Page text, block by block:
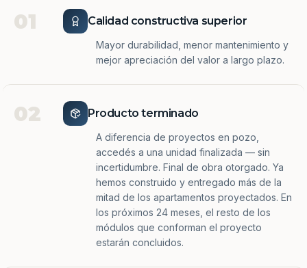
01 Calidad constructiva superior
Mayor durabilidad, menor mantenimiento y
mejor apreciación del valor a largo plazo.
02 Producto terminado
A diferencia de proyectos en pozo,
accedés a una unidad finalizada — sin
incertidumbre. Final de obra otorgado. Ya
hemos construido y entregado más de la
mitad de los apartamentos proyectados. En
los próximos 24 meses, el resto de los
módulos que conforman el proyecto
estarán concluidos.